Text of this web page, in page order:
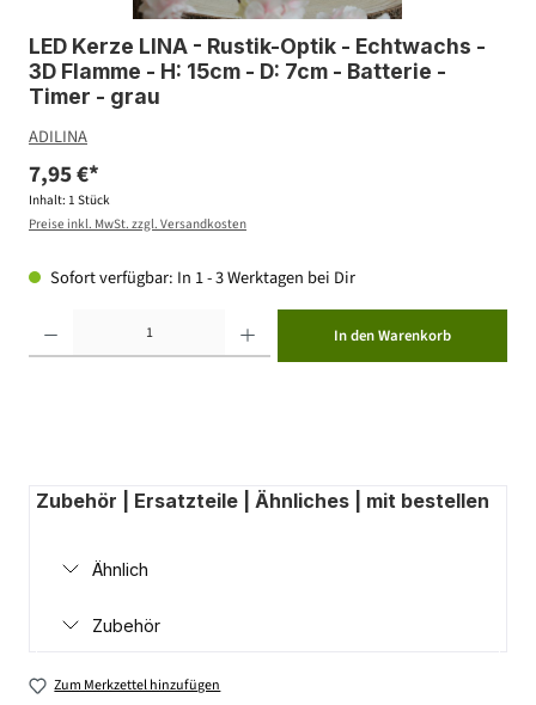
LED Kerze LINA - Rustik-Optik - Echtwachs -
3D Flamme - H: 15cm - D: 7cm - Batterie -
Timer - grau
ADILINA
7,95 €*
Inhalt: 1 Stück
Preise inkl. MwSt. zzgl. Versandkosten
Sofort verfügbar: In 1 - 3 Werktagen bei Dir
In den Warenkorb
Zubehör | Ersatzteile | Ähnliches | mit bestellen
Ähnlich
Zubehör
Zum Merkzettel hinzufügen